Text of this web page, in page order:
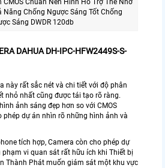
CMOS Chuẩn Nén Hình Hổ Trợ Thẻ Nhớ
Năng Chống Ngược Sáng Tốt Chống
Sáng DWDR 120db
DAHUA DH-IPC-HFW2449S-S-
này rất sắc nét và chi tiết với độ phân
nhỏ nhất cũng được tái tạo rõ ràng.
ảnh sáng đẹp hơn so với CMOS
phép dự án nhìn rõ những hình ảnh và
tích hợp, Camera còn cho phép dự
vi quan sát rất hữu ích khi Thiết bị
Thành Phát muốn giám sát một khu vực